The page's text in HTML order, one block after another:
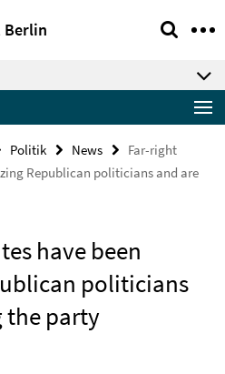
Berlin
Politik News
Far-right
Republican politicians and are
have been
politicians
the party